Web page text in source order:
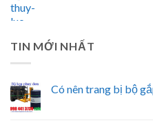
TIN MỚI NHẤT
Có nên trang bị bộ